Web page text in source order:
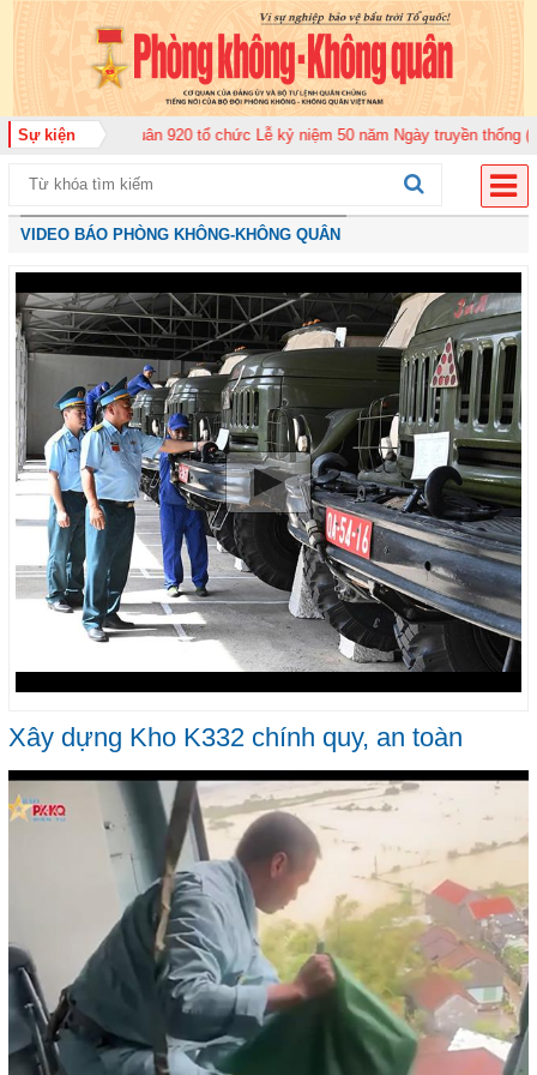
Sự kiện
quân 920 tổ chức Lễ kỷ niệm 50 năm Ngày truyền thống (12-11-1975/12-
VIDEO BÁO PHÒNG KHÔNG-KHÔNG QUÂN
Xây dựng Kho K332 chính quy, an toàn